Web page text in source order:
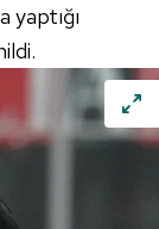
yaptığı